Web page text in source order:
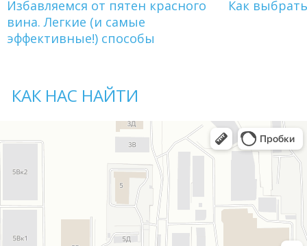
Избавляемся от пятен красного
вина. Легкие (и самые
эффективные!) способы
Как
КАК НАС НАЙТИ